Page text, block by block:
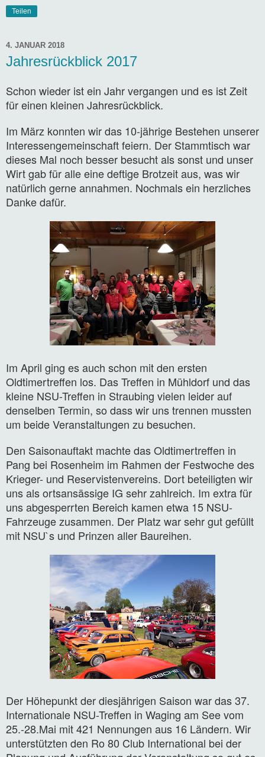
Teilen
4. JANUAR 2018
Jahresrückblick 2017
Schon wieder ist ein Jahr vergangen und es ist Zeit
für einen kleinen Jahresrückblick.
Im März konnten wir das 10-jährige Bestehen unserer
Interessengemeinschaft feiern. Der Stammtisch war
dieses Mal noch besser besucht als sonst und unser
Wirt gab für alle eine deftige Brotzeit aus, was wir
natürlich gerne annahmen. Nochmals ein herzliches
Danke dafür.
Im April ging es auch schon mit den ersten
Oldtimertreffen los. Das Treffen in Mühldorf und das
kleine NSU-Treffen in Straubing vielen leider auf
denselben Termin, so dass wir uns trennen mussten
um beide Veranstaltungen zu besuchen.
Den Saisonauftakt machte das Oldtimertreffen in
Pang bei Rosenheim im Rahmen der Festwoche des
Krieger- und Reservistenvereins. Dort beteiligten wir
uns als ortsansässige IG sehr zahlreich. Im extra für
uns abgesperrten Bereich kamen etwa 15 NSU-
Fahrzeuge zusammen. Der Platz war sehr gut gefüllt
mit NSU`s und Prinzen aller Baureihen.
Der Höhepunkt der diesjährigen Saison war das 37.
Internationale NSU-Treffen in Waging am See vom
25.-28.Mai mit 421 Nennungen aus 16 Ländern. Wir
unterstützten den Ro 80 Club International bei der